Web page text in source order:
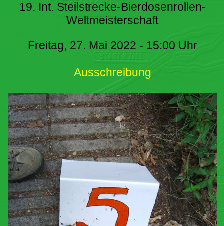
19. Int. Steilstrecke-Bierdosenrollen-
Weltmeisterschaft
Freitag, 27. Mai 2022 - 15:00 Uhr
Ausschreibung